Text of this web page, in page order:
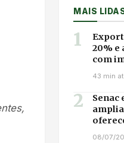
MAIS
1
20% e
com
43 min
2
Senac
08/07/